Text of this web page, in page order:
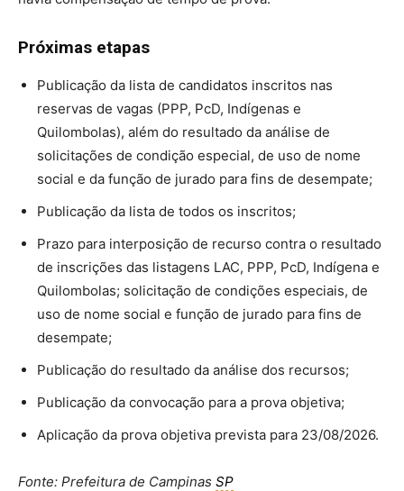
Próximas etapas
Publicação da lista de candidatos inscritos nas
reservas de vagas (PPP, PcD, Indígenas e
Quilombolas), além do resultado da análise de
solicitações de condição especial, de uso de nome
social e da função de jurado para fins de desempate;
Publicação da lista de todos os inscritos;
Prazo para interposição de recurso contra o resultado
de inscrições das listagens LAC, PPP, PcD, Indígena e
Quilombolas; solicitação de condições especiais, de
uso de nome social e função de jurado para fins de
desempate;
Publicação do resultado da análise dos recursos;
Publicação da convocação para a prova objetiva;
Aplicação da prova objetiva prevista para 23/08/2026.
Fonte: Prefeitura de Campinas SP